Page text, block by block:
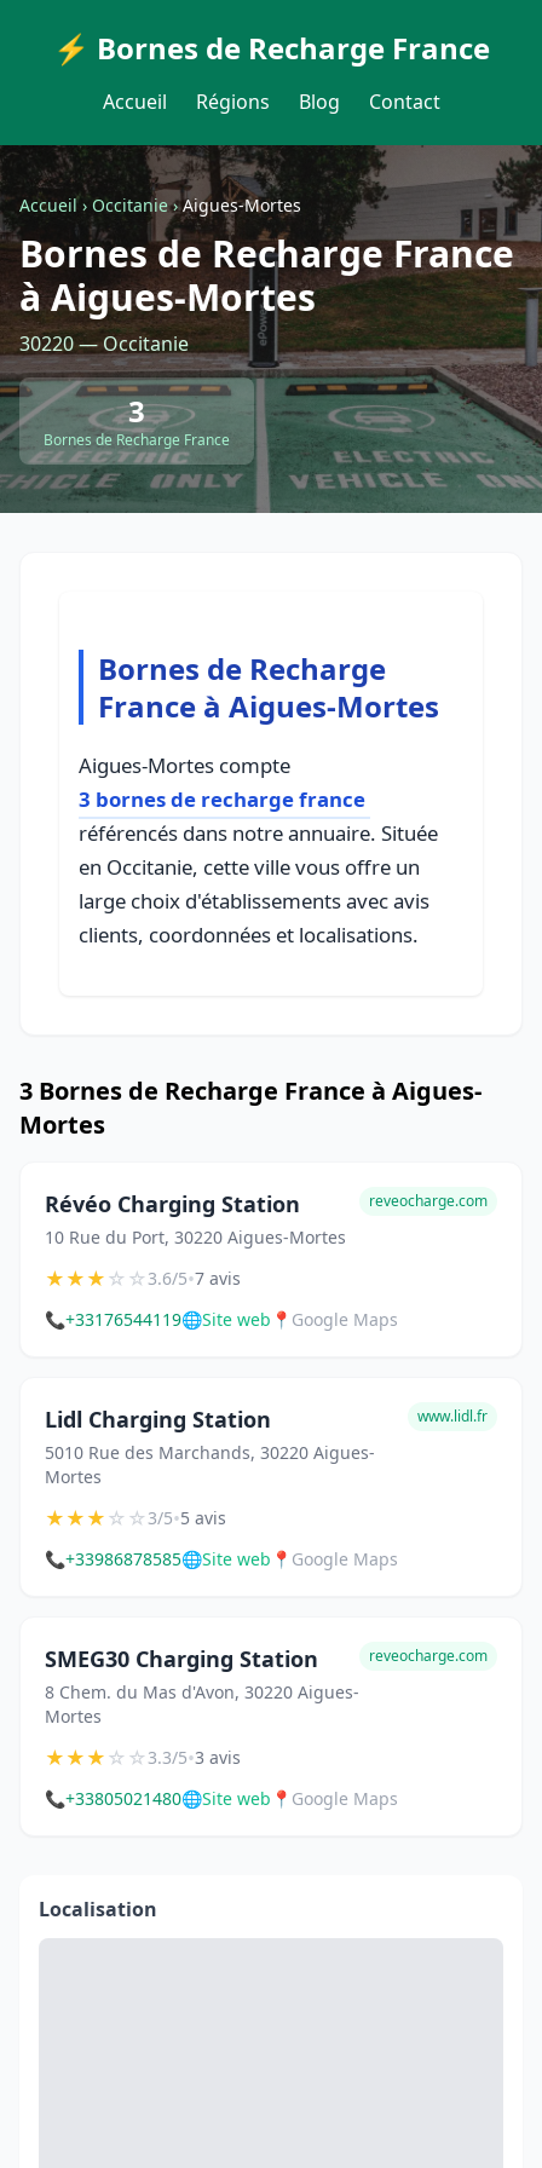
⚡ Bornes de Recharge France
Accueil Régions Blog Contact
Accueil›Occitanie›Aigues-Mortes
Bornes de Recharge France
à Aigues-Mortes
30220 — Occitanie
3
Bornes de Recharge France
Bornes de Recharge
France à Aigues-Mortes
Aigues-Mortes compte
3 bornes de recharge france
référencés dans notre annuaire. Située
en Occitanie, cette ville vous offre un
large choix d'établissements avec avis
clients, coordonnées et localisations.
3 Bornes de Recharge France à Aigues-
Mortes
Révéo Charging Station
10 Rue du Port, 30220 Aigues-Mortes
reveocharge.com
★★★☆☆3.6/5•7 avis
📞+33176544119🌐Site web 📍 Google Maps
Lidl Charging Station
5010 Rue des Marchands, 30220 Aigues-
Mortes
www.lidl.fr
★★★☆☆3/5•5 avis
📞+33986878585🌐Site web 📍 Google Maps
SMEG30 Charging Station
8 Chem. du Mas d'Avon, 30220 Aigues-
Mortes
reveocharge.com
★★★☆☆3.3/5•3 avis
📞+33805021480🌐Site web 📍 Google Maps
Localisation